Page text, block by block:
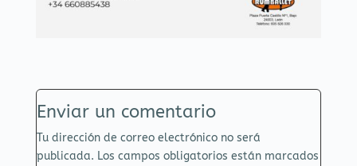
Enviar un comentario
Tu dirección de correo electrónico no será
publicada. Los campos obligatorios están marcados